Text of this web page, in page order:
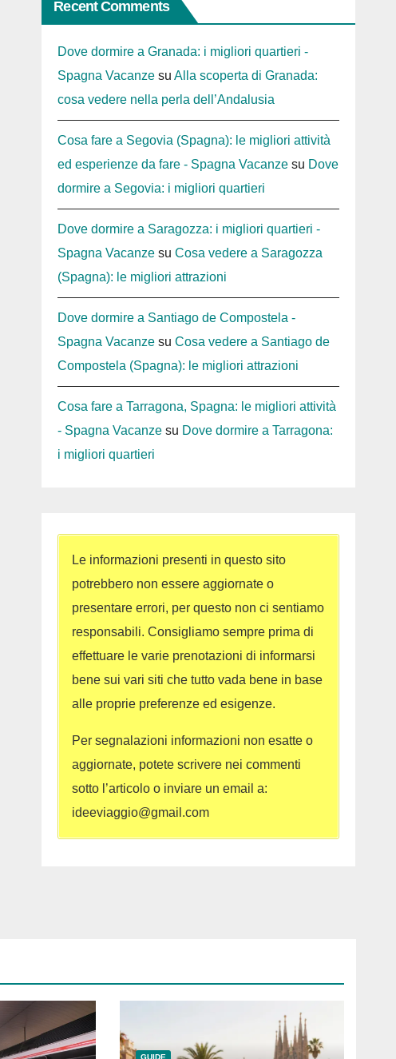
Recent Comments
Dove dormire a Granada: i migliori quartieri -
Spagna Vacanze suAlla scoperta di Granada:
cosa vedere nella perla dell’Andalusia
Cosa fare a Segovia (Spagna): le migliori attività
ed esperienze da fare - Spagna Vacanze su Dove
dormire a Segovia: i migliori quartieri
Dove dormire a Saragozza: i migliori quartieri -
Spagna Vacanze suCosa vedere a Saragozza
(Spagna): le migliori attrazioni
Dove dormire a Santiago de Compostela -
Spagna Vacanze suCosa vedere a Santiago de
Compostela (Spagna): le migliori attrazioni
Cosa fare a Tarragona, Spagna: le migliori attività
- Spagna Vacanze su Dove dormire a Tarragona:
i migliori quartieri
Le informazioni presenti in questo sito
potrebbero non essere aggiornate o
presentare errori, per questo non ci sentiamo
responsabili. Consigliamo sempre prima di
effettuare le varie prenotazioni di informarsi
bene sui vari siti che tutto vada bene in base
alle proprie preferenze ed esigenze.
Per segnalazioni informazioni non esatte o
aggiornate, potete scrivere nei commenti
sotto l’articolo o inviare un email a:
ideeviaggio@gmail.com
GUIDE